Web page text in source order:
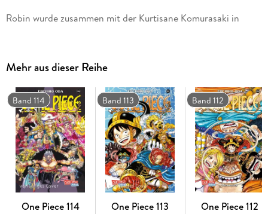
Robin wurde zusammen mit der Kurtisane Komurasaki in
der von Kaido besiegt wurde, nach einer Möglichkeit, aus
Für Fans von Naruto, Dragon Ball, My Hero Academia und
Fairy Tail!
Weitere Infos:
- Anime-Serie bei Crunchyroll, Wakanim und Anime on
Demand
- bisher 13 Anime-Kinofilme
- DVD/BD bei Kazé
- Live-Action-Netflixserie geplant
- diverse Videospiele
Mehr aus dieser Reihe
Band 114
One Piece 114
Band 113
One Piece 113
Band 112
One Piece 112